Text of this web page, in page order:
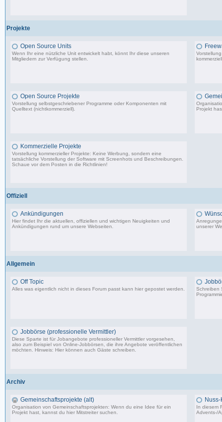
Projekte
Open Source Units
Wenn Ihr eine nützliche Unit entwickelt habt, könnt Ihr diese unseren
Mitgliedern zur Verfügung stellen.
Open Source Projekte
Vorstellung selbstgeschriebener Programme oder Komponenten mit
Quelltext (nichtkommerziell).
Projekt
Kommerzielle Projekte
Vorstellung kommerzieller Projekte: Keine Werbung, sondern eine
tatsächliche Vorstellung der Software mit Screenhots und Beschreibungen.
Schaue vor dem Posten in die Richtlinien!
Offiziell
Ankündigungen
Hier findet Ihr die aktuellen, offiziellen und wichtigen Neuigkeiten und
Ankündigungen rund um unsere Webseiten.
unserer
Allgemein
Off Topic
Alles was eigentlich nicht in dieses Forum passt kann hier gepostet werden.
Schreiben
Jobbörse (professionelle Vermittler)
Diese Sparte ist für Jobangebote professioneller Vermittler vorgesehen,
also zum Beispiel von Online-Jobbörsen, die ihre Angebote veröffentlichen
möchten. Hinweis: Hier können auch Gäste schreiben.
Archiv
Gemeinschaftsprojekte (alt)
Organisation von Gemeinschaftsprojekten: Wenn du eine Idee für ein
Projekt hast, kannst du hier Mitstreiter suchen.
Nuss-
In diesem
Advents-/